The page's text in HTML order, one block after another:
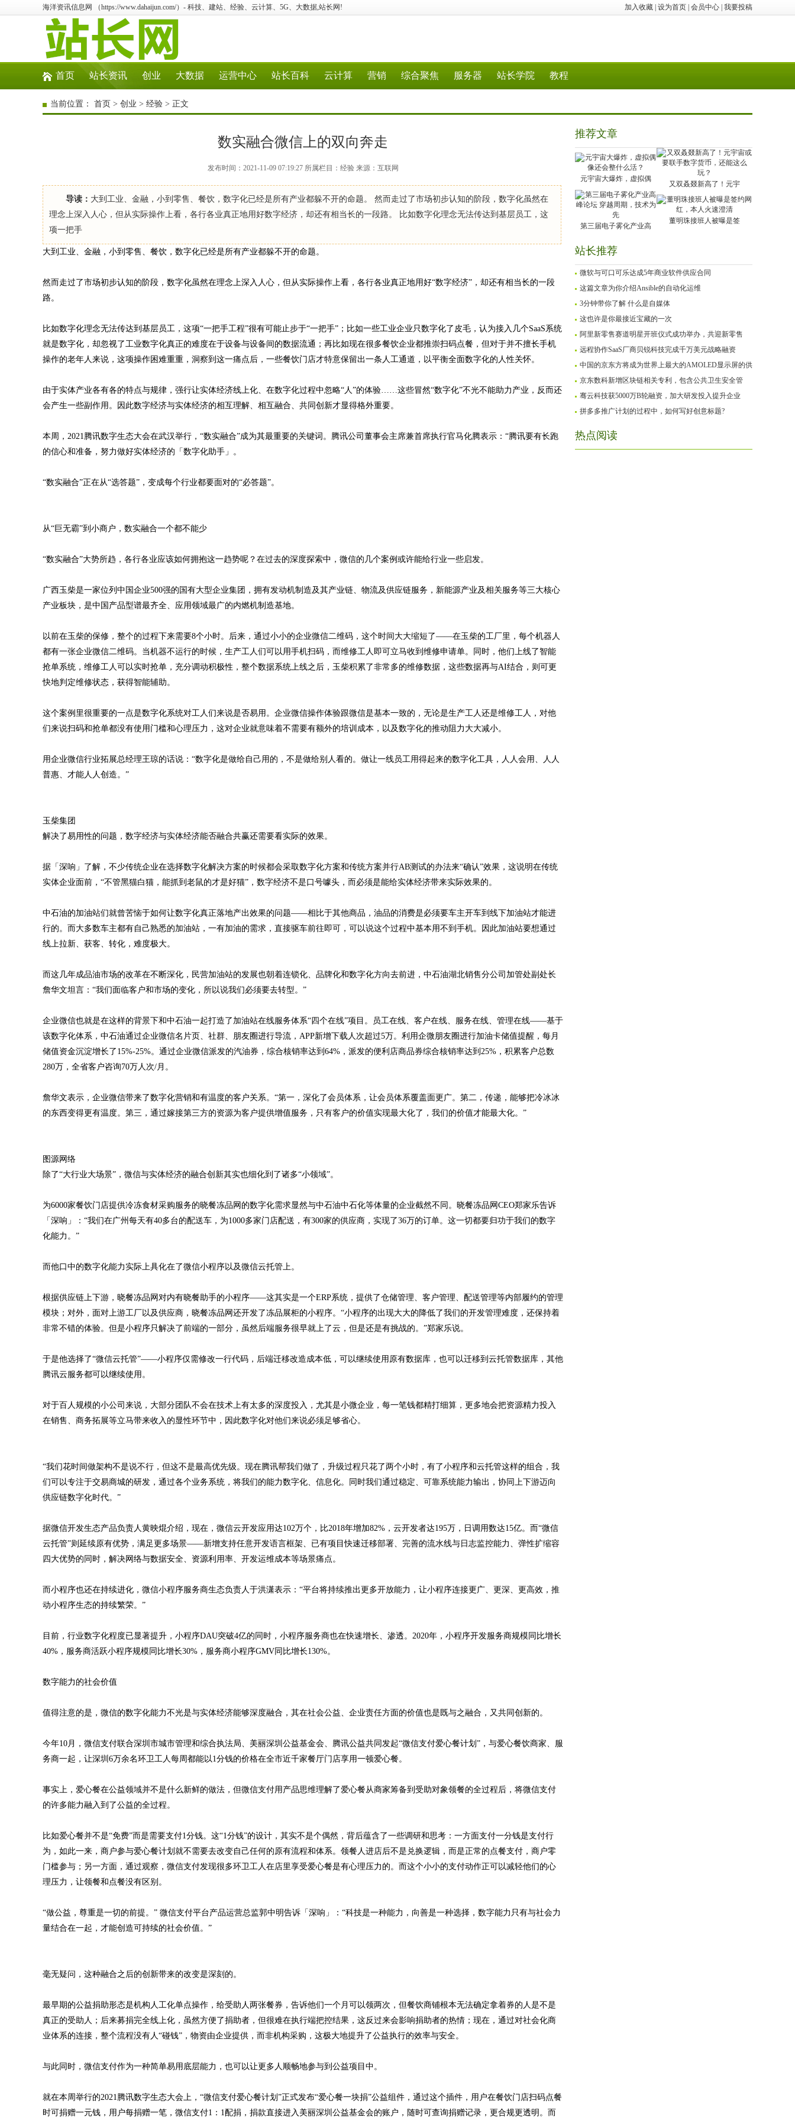
加入收藏 设为首页 会员中心 我要投稿
海洋资讯信息网 （https://www.dahaijun.com/）- 科技、建站、经验、云计算、5G、大数据,站长网!
首页 站长资讯 创业 大数据 运营中心 站长百科 云计算 营销 综合聚焦 服务器 站长学院 教程
当前位置： 首页 > 创业 > 经验 > 正文
数实融合微信上的双向奔走
发布时间：2021-11-09 07:19:27 所属栏目：经验 来源：互联网
导读： 大到工业、金融，小到零售、餐饮，数字化已经是所有产业都躲不开的命题。 然而走过了市场初步认知的阶段，数字化虽然在
理念上深入人心，但从实际操作上看，各行各业真正地用好数字经济，却还有相当长的一段路。 比如数字化理念无法传达到基层员工，这
项一把手
大到工业、金融，小到零售、餐饮，数字化已经是所有产业都躲不开的命题。
然而走过了市场初步认知的阶段，数字化虽然在理念上深入人心，但从实际操作上看，各行各业真正地用好“数字经济”，却还有相当长的一段
路。
比如数字化理念无法传达到基层员工，这项“一把手工程”很有可能止步于“一把手”；比如一些工业企业只数字化了皮毛，认为接入几个SaaS系统
就是数字化，却忽视了工业数字化真正的难度在于设备与设备间的数据流通；再比如现在很多餐饮企业都推崇扫码点餐，但对于并不擅长手机
操作的老年人来说，这项操作困难重重，洞察到这一痛点后，一些餐饮门店才特意保留出一条人工通道，以平衡全面数字化的人性关怀。
由于实体产业各有各的特点与规律，强行让实体经济线上化、在数字化过程中忽略“人”的体验……这些冒然“数字化”不光不能助力产业，反而还
会产生一些副作用。因此数字经济与实体经济的相互理解、相互融合、共同创新才显得格外重要。
本周，2021腾讯数字生态大会在武汉举行，“数实融合”成为其最重要的关键词。腾讯公司董事会主席兼首席执行官马化腾表示：“腾讯要有长跑
的信心和准备，努力做好实体经济的「数字化助手」。
“数实融合”正在从“选答题”，变成每个行业都要面对的“必答题”。
从“巨无霸”到小商户，数实融合一个都不能少
“数实融合”大势所趋，各行各业应该如何拥抱这一趋势呢？在过去的深度探索中，微信的几个案例或许能给行业一些启发。
广西玉柴是一家位列中国企业500强的国有大型企业集团，拥有发动机制造及其产业链、物流及供应链服务，新能源产业及相关服务等三大核心
产业板块，是中国产品型谱最齐全、应用领域最广的内燃机制造基地。
以前在玉柴的保修，整个的过程下来需要8个小时。后来，通过小小的企业微信二维码，这个时间大大缩短了——在玉柴的工厂里，每个机器人
都有一张企业微信二维码。当机器不运行的时候，生产工人们可以用手机扫码，而维修工人即可立马收到维修申请单。同时，他们上线了智能
抢单系统，维修工人可以实时抢单，充分调动积极性，整个数据系统上线之后，玉柴积累了非常多的维修数据，这些数据再与AI结合，则可更
快地判定维修状态，获得智能辅助。
这个案例里很重要的一点是数字化系统对工人们来说是否易用。企业微信操作体验跟微信是基本一致的，无论是生产工人还是维修工人，对他
们来说扫码和抢单都没有使用门槛和心理压力，这对企业就意味着不需要有额外的培训成本，以及数字化的推动阻力大大减小。
用企业微信行业拓展总经理王琼的话说：“数字化是做给自己用的，不是做给别人看的。做让一线员工用得起来的数字化工具，人人会用、人人
普惠、才能人人创造。”
玉柴集团
解决了易用性的问题，数字经济与实体经济能否融合共赢还需要看实际的效果。
据「深响」了解，不少传统企业在选择数字化解决方案的时候都会采取数字化方案和传统方案并行AB测试的办法来“确认”效果，这说明在传统
实体企业面前，“不管黑猫白猫，能抓到老鼠的才是好猫”，数字经济不是口号噱头，而必须是能给实体经济带来实际效果的。
中石油的加油站们就曾苦恼于如何让数字化真正落地产出效果的问题——相比于其他商品，油品的消费是必须要车主开车到线下加油站才能进
行的。而大多数车主都有自己熟悉的加油站，一有加油的需求，直接驱车前往即可，可以说这个过程中基本用不到手机。因此加油站要想通过
线上拉新、获客、转化，难度极大。
而这几年成品油市场的改革在不断深化，民营加油站的发展也朝着连锁化、品牌化和数字化方向去前进，中石油湖北销售分公司加管处副处长
詹华文坦言：“我们面临客户和市场的变化，所以说我们必须要去转型。”
企业微信也就是在这样的背景下和中石油一起打造了加油站在线服务体系“四个在线”项目。员工在线、客户在线、服务在线、管理在线——基于
该数字化体系，中石油通过企业微信名片页、社群、朋友圈进行导流，APP新增下载人次超过5万。利用企微朋友圈进行加油卡储值提醒，每月
储值资金沉淀增长了15%-25%。通过企业微信派发的汽油券，综合核销率达到64%，派发的便利店商品券综合核销率达到25%，积累客户总数
280万，全省客户咨询70万人次/月。
詹华文表示，企业微信带来了数字化营销和有温度的客户关系。“第一，深化了会员体系，让会员体系覆盖面更广。第二，传递，能够把冷冰冰
的东西变得更有温度。第三，通过嫁接第三方的资源为客户提供增值服务，只有客户的价值实现最大化了，我们的价值才能最大化。”
图源网络
除了“大行业大场景”，微信与实体经济的融合创新其实也细化到了诸多“小领域”。
为6000家餐饮门店提供冷冻食材采购服务的晓餐冻品网的数字化需求显然与中石油中石化等体量的企业截然不同。晓餐冻品网CEO郑家乐告诉
「深响」：“我们在广州每天有40多台的配送车，为1000多家门店配送，有300家的供应商，实现了36万的订单。这一切都要归功于我们的数字
化能力。”
而他口中的数字化能力实际上具化在了微信小程序以及微信云托管上。
根据供应链上下游，晓餐冻品网对内有晓餐助手的小程序——这其实是一个ERP系统，提供了仓储管理、客户管理、配送管理等内部履约的管理
模块；对外，面对上游工厂以及供应商，晓餐冻品网还开发了冻品展柜的小程序。“小程序的出现大大的降低了我们的开发管理难度，还保持着
非常不错的体验。但是小程序只解决了前端的一部分，虽然后端服务很早就上了云，但是还是有挑战的。”郑家乐说。
于是他选择了“微信云托管”——小程序仅需修改一行代码，后端迁移改造成本低，可以继续使用原有数据库，也可以迁移到云托管数据库，其他
腾讯云服务都可以继续使用。
对于百人规模的小公司来说，大部分团队不会在技术上有太多的深度投入，尤其是小微企业，每一笔钱都精打细算，更多地会把资源精力投入
在销售、商务拓展等立马带来收入的显性环节中，因此数字化对他们来说必须足够省心。
“我们花时间做架构不是说不行，但这不是最高优先级。现在腾讯帮我们做了，升级过程只花了两个小时，有了小程序和云托管这样的组合，我
们可以专注于交易商城的研发，通过各个业务系统，将我们的能力数字化、信息化。同时我们通过稳定、可靠系统能力输出，协同上下游迈向
供应链数字化时代。”
据微信开发生态产品负责人黄映焜介绍，现在，微信云开发应用达102万个，比2018年增加82%，云开发者达195万，日调用数达15亿。而“微信
云托管”则延续原有优势，满足更多场景——新增支持任意开发语言框架、已有项目快速迁移部署、完善的流水线与日志监控能力、弹性扩缩容
四大优势的同时，解决网络与数据安全、资源利用率、开发运维成本等场景痛点。
而小程序也还在持续进化，微信小程序服务商生态负责人于洪潇表示：“平台将持续推出更多开放能力，让小程序连接更广、更深、更高效，推
动小程序生态的持续繁荣。”
目前，行业数字化程度已显著提升，小程序DAU突破4亿的同时，小程序服务商也在快速增长、渗透。2020年，小程序开发服务商规模同比增长
40%，服务商活跃小程序规模同比增长30%，服务商小程序GMV同比增长130%。
数字能力的社会价值
值得注意的是，微信的数字化能力不光是与实体经济能够深度融合，其在社会公益、企业责任方面的价值也是既与之融合，又共同创新的。
今年10月，微信支付联合深圳市城市管理和综合执法局、美丽深圳公益基金会、腾讯公益共同发起“微信支付爱心餐计划”，与爱心餐饮商家、服
务商一起，让深圳6万余名环卫工人每周都能以1分钱的价格在全市近千家餐厅门店享用一顿爱心餐。
事实上，爱心餐在公益领域并不是什么新鲜的做法，但微信支付用产品思维理解了爱心餐从商家筹备到受助对象领餐的全过程后，将微信支付
的许多能力融入到了公益的全过程。
比如爱心餐并不是“免费”而是需要支付1分钱。这“1分钱”的设计，其实不是个偶然，背后蕴含了一些调研和思考：一方面支付一分钱是支付行
为，如此一来，商户参与爱心餐计划就不需要去改变自己任何的原有流程和体系。领餐人进店后不是兑换逻辑，而是正常的点餐支付，商户零
门槛参与；另一方面，通过观察，微信支付发现很多环卫工人在店里享受爱心餐是有心理压力的。而这个小小的支付动作正可以减轻他们的心
理压力，让领餐和点餐没有区别。
“做公益，尊重是一切的前提。” 微信支付平台产品运营总监郭中明告诉「深响」：“科技是一种能力，向善是一种选择，数字能力只有与社会力
量结合在一起，才能创造可持续的社会价值。”
毫无疑问，这种融合之后的创新带来的改变是深刻的。
最早期的公益捐助形态是机构人工化单点操作，给受助人两张餐券，告诉他们一个月可以领两次，但餐饮商铺根本无法确定拿着券的人是不是
真正的受助人；后来募捐完全线上化，虽然方便了捐助者，但很难在执行端把控结果，这反过来会影响捐助者的热情；现在，通过对社会化商
业体系的连接，整个流程没有人“碰钱”，物资由企业提供，而非机构采购，这极大地提升了公益执行的效率与安全。
与此同时，微信支付作为一种简单易用底层能力，也可以让更多人顺畅地参与到公益项目中。
就在本周举行的2021腾讯数字生态大会上，“微信支付爱心餐计划”正式发布“爱心餐一块捐”公益组件，通过这个插件，用户在餐饮门店扫码点餐
时可捐赠一元钱，用户每捐赠一笔，微信支付1：1配捐，捐款直接进入美丽深圳公益基金会的账户，随时可查询捐赠记录，更合规更透明。而
推荐文章
元宇宙大爆炸，虚拟偶
又双叒叕新高了！元宇
第三届电子雾化产业高
董明珠接班人被曝是签
站长推荐
微软与可口可乐达成5年商业软件供应合同
这篇文章为你介绍Ansible的自动化运维
3分钟带你了解 什么是自媒体
这也许是你最接近宝藏的一次
阿里新零售赛道明星开班仪式成功举办，共迎新零售
远程协作SaaS厂商贝锐科技完成千万美元战略融资
中国的京东方将成为世界上最大的AMOLED显示屏的供
京东数科新增区块链相关专利，包含公共卫生安全管
骞云科技获5000万B轮融资，加大研发投入提升企业
拼多多推广计划的过程中，如何写好创意标题?
热点阅读